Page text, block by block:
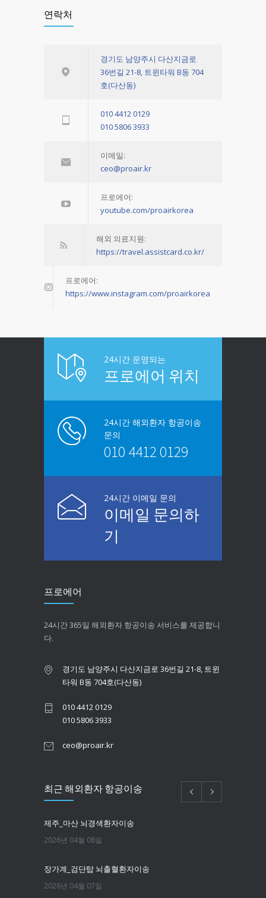
연락처
경기도 남양주시 다산지금로
36번길 21-8, 트윈타워 B동 704
호(다산동)
010 4412 0129
010 5806 3933
이메일:
ceo@proair.kr
프로에어:
youtube.com/proairkorea
해외 의료지원:
https://travel.assistcard.co.kr/
프로에어:
https://www.instagram.com/proairkorea
24시간 운영되는
프로에어 위치
24시간 해외환자 항공이송
문의
010 4412 0129
24시간 이메일 문의
이메일 문의하
기
프로에어
24시간 365일 해외환자 항공이송 서비스를 제공합니
다.
경기도 남양주시 다산지금로 36번길 21-8, 트윈
타워 B동 704호(다산동)
010 4412 0129
010 5806 3933
ceo@proair.kr
최근 해외환자 항공이송
제주_마산 뇌경색환자이송
2026년 04월 08일
장가계_검단탑 뇌출혈환자이송
2026년 04월 07일